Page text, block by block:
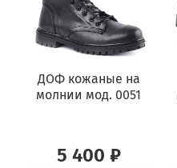
ДОФ кожаные на
молнии мод. 0051
5 400 ₽